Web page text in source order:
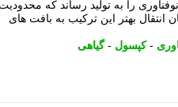
را به تولید رساند که محدودیت
بهتر این ترکیب به بافت های
-کپسول -گیاهی